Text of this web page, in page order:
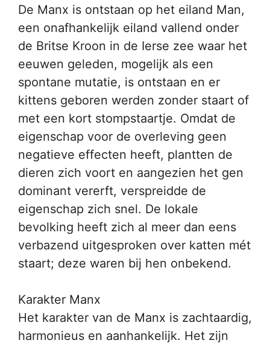
De Manx is ontstaan op het eiland Man,
een onafhankelijk eiland vallend onder
de Britse Kroon in de Ierse zee waar het
eeuwen geleden, mogelijk als een
spontane mutatie, is ontstaan en er
kittens geboren werden zonder staart of
met een kort stompstaartje. Omdat de
eigenschap voor de overleving geen
negatieve effecten heeft, plantten de
dieren zich voort en aangezien het gen
dominant vererft, verspreidde de
eigenschap zich snel. De lokale
bevolking heeft zich al meer dan eens
verbazend uitgesproken over katten mét
staart; deze waren bij hen onbekend.
Karakter Manx
Het karakter van de Manx is zachtaardig,
harmonieus en aanhankelijk. Het zijn